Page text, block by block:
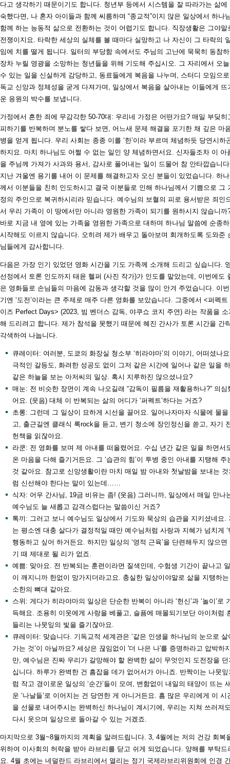
다고 생각하기 때문이기도 합니다. 청년부 등에서 시스템을 잘 따라가는 삶에
숙했다면, 나 혼자 아이들과 함께 씨름하며 “종교적”이지 않은 일상에서 하나
함께 하는 능동적 삶으로 전환하는 것이 어렵기도 합니다. 직장생활은 그야말
전쟁이지요. 타락한 세상의 실체를 볼 때마다 실망하고 나 자신이 그 타락의
임에 치를 떨게 됩니다. 일터의 부당함 속에서도 주님의 고난에 묵묵히 동참
장차 누릴 영광을 소망하는 청년들을 위해 기도해 주십시오. 그 자리에서 오
수 있는 일을 신실하게 감당하고, 동료들에게 복음을 나누며, 스터디 모임으
독교 신앙과 정체성을 굳게 다져가며, 일상에서 복음을 살아내는 이들에게 뜨
운 응원의 박수를 보냅니다.
가정에서 흔한 죄에 무감각한 50-70대: 우리네 가정은 어떤가요? 매일 부딪히
피하기를 반복하며 분노를 쌓다 보면, 어느새 문제 해결을 포기한 채 깊은 마
병을 얻게 됩니다. 우리 사회는 종종 이를 ‘한’이라 부르며 체념하듯 당연시하
하지요. 마치 하나님도 어쩔 수 없는 일인 양 체념하면서요. 신자들조차 이 아
을 주님께 가져가 사과와 용서, 감사로 풀어내는 일이 드물어 참 안타깝습니
지난 겨울엔 용기를 내어 이 문제를 해결하고자 오신 분들이 있었습니다. 하
께서 이분들을 친히 인도하시고 결국 이분들로 인해 하나님께서 기쁨으로 그
정의 주인으로 복귀하시리라 믿습니다. 예수님의 보혈의 피로 용서받은 죄인
서 우리 가족이 이 땅에서만 아니라 영원한 가족이 되기를 원하시지 않습니까
바로 지금 내 옆에 있는 가족을 영원한 가족으로 대하며 하나님 말씀에 순종
시작해도 이르지 않습니다. 오히려 제가 배우고 돌아보며 회개하도록 도와준
님들에게 감사합니다.
다음은 가장 인기 있었던 영화 시간을 기도 가족께 소개해 드리고 싶습니다.
선정에서 토론 인도까지 태윤 헬퍼 (사진 작가)가 인도를 맡았는데, 이번에도
은 영화들로 손님들의 마음에 감동과 생각할 것을 많이 안겨 주었습니다. 이
기엔 ‘도전’이라는 큰 주제로 매주 다른 영화를 보았습니다. 그중에서 <퍼펙트
이즈 Perfect Days> (2023, 빔 벤더스 감독, 야쿠쇼 코지 주연) 라는 작품을 소
해 드리려고 합니다. 제가 참석을 못했기 때문에 혜진 간사가 토론 시간을 간
각색하여 나눕니다.
큐레이터: 여러분, 도쿄의 화장실 청소부 ‘히라야마’의 이야기, 어떠셨나
극적인 갈등도, 화려한 성공도 없이 그저 같은 시간에 일어나 같은 일을
같은 하늘을 보는 아저씨의 일상. 혹시 지루하진 않으셨나요?
매눈: 전 비슷한 장면이 계속 나오길래 “감독이 필름을 재활용하나?” 의심
어요. (웃음) 대체 이 반복되는 삶의 어디가 ‘퍼펙트’하다는 거죠?
초롱: 그런데 그 일상이 묘하게 시선을 끌어요. 일어나자마자 식물에 물을
고, 출근길엔 클래식 록rock을 듣고, 변기 청소에 장인정신을 쏟고, 자기
헌책을 읽잖아요.
라쿤: 전 영화를 보며 제 아내를 떠올렸어요. 수십 년간 같은 일을 하면서
온 마음을 다해 즐기거든요. 그 ‘습관의 힘’이 투병 중인 아내를 지탱해 주
것 같아요. 참고로 신앙생활이란 마치 매일 밤 아내와 첫날밤을 보내는 것
럼 신선해야 한다는 말이 있는데……
식자: 어우 간사님, 19금 비유는 좀! (웃음) 그러니까, 일상에서 매일 만나
예수님도 늘 새롭고 감격스럽다는 말씀이신 거죠?
톡끼: 그러고 보니 예수님도 일상에서 기도와 묵상의 습관을 지키셨네요.
는 평소엔 대충 살다가 결정적일 때만 예수님처럼 사랑과 지혜가 넘치게 ‘
행동하고 싶어 하거든요. 하지만 일상의 ‘영적 근육’을 단련해두지 않으면
기 때 제대로 될 리가 없죠.
예쁨: 맞아요. 전 반복되는 훈련이라면 질색인데, 수험생 기간이 끝나고
이 깨지니까 한없이 망가지더라고요. 충실한 일상이야말로 삶을 지탱하
소한의 뼈대 같아요.
스위: 게다가 히라야마의 일상은 단순한 반복이 아니라 ‘헌신’과 ‘놀이’로
득해요. 조용히 이웃에게 사랑을 베풀고, 슬픔에 매몰되기보단 아이처럼
들리는 나뭇잎의 빛을 즐기잖아요.
큐레이터: 맞습니다. 기독교적 세계관은 ‘같은 인생을 하나님의 눈으로 살
가는 것’이 아닐까요? 세상은 끊임없이 '더 나은 나'를 증명하라고 압박하
만, 예수님은 진짜 우리가 갈망해야 할 완벽한 삶이 무엇인지 도전장을 던
십니다. 하루가 완벽한 건 흠잡을 데가 없어서가 아니죠. 반짝이는 나뭇잎
럼 작고 경이로운 일상의 ‘순간’들이 모여, 변함없이 내일의 태양이 뜨는
운 ‘나날들’로 이어지는 건 당연한 게 아니거든요. 흠 많은 우리에게 이 시
을 선물로 내어주시는 완벽하신 하나님이 계시기에, 우리는 지쳐 쓰러져
다시 웃으며 일상으로 돌아갈 수 있는 거겠죠.
마지막으로 3월~8월까지의 계획을 알려드립니다. 3, 4월에는 저의 건강 회복
위하여 이사회의 허락을 받아 라브리를 닫고 쉬게 되었습니다. 양해를 부탁드
요. 4월 초에는 네덜란드 라브리에서 열리는 정기 국제라브리위원회에 인경